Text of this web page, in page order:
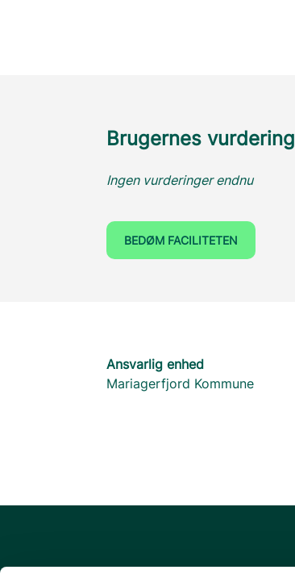
Brugernes vurdering
Ingen vurderinger endnu
BEDØM FACILITETEN
Ansvarlig enhed
Mariagerfjord Kommune